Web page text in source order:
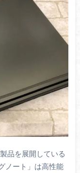
品を展開している
ノート」は高性能